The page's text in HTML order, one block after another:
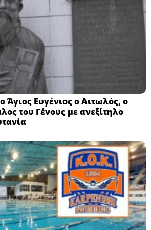
Άγιος Ευγένιος ο Αιτωλός, ο
του Γένους με ανεξίτηλο